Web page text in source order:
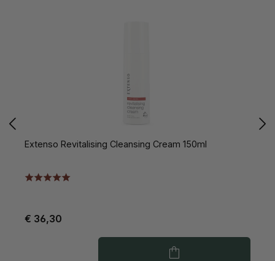
Extenso Revitalising Cleansing Cream 150ml
€ 36,30